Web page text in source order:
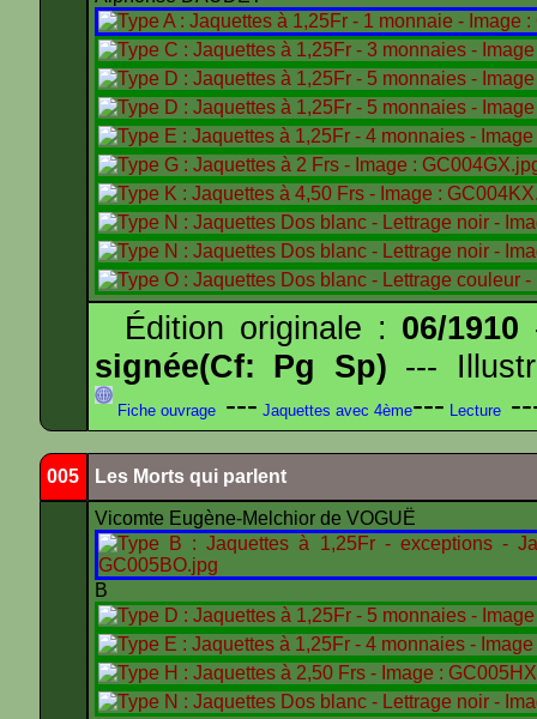
Édition originale : 06/1910
signée(Cf: Pg Sp) ---
Fiche ouvrage --- Jaquettes avec 4ème--- Lecture
005 Les Morts qui parlent
Vicomte Eugène-Melchior de VOGUË
B